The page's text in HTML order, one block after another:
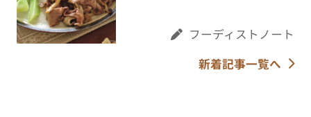
フーディストノート
新着記事一覧へ